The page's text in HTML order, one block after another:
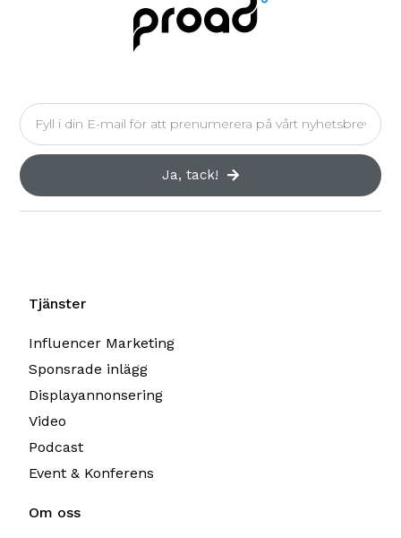
Ja, tack!
Tjänster
Influencer Marketing
Sponsrade inlägg
Displayannonsering
Video
Podcast
Event & Konferens
Om oss